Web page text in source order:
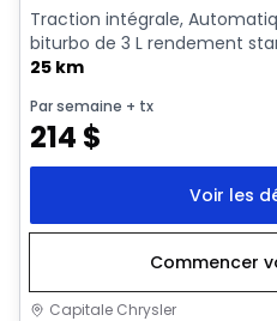
Traction intégrale,
biturbo de 3 L rendement
25 km
Par semaine + tx
214 $
Voir les
Commencer
Capitale Chrysler